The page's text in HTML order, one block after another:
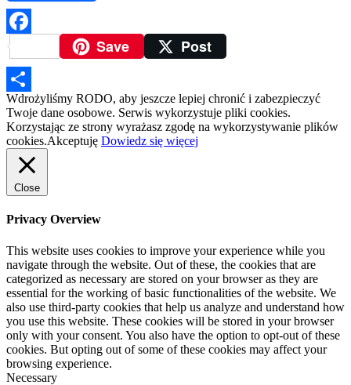
FacebookSave Post
Podziel
się
Wdrożyliśmy RODO, aby jeszcze lepiej chronić i zabezpieczyć
Twoje dane osobowe. Serwis wykorzystuje pliki cookies.
Korzystając ze strony wyrażasz zgodę na wykorzystywanie plików
cookies.Akceptuję Dowiedz się więcej
Close
Privacy Overview
This website uses cookies to improve your experience while you
navigate through the website. Out of these, the cookies that are
categorized as necessary are stored on your browser as they are
essential for the working of basic functionalities of the website. We
also use third-party cookies that help us analyze and understand how
you use this website. These cookies will be stored in your browser
only with your consent. You also have the option to opt-out of these
cookies. But opting out of some of these cookies may affect your
browsing experience.
Necessary